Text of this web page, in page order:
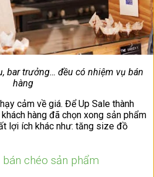
bar trưởng… đều có nhiệm vụ bán
hàng
cảm về giá. Để Up Sale thành
hàng đã chọn xong sản phẩm
lợi ích khác như: tăng size đồ
chéo sản phẩm